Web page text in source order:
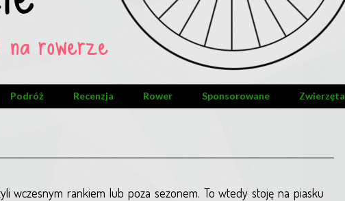
Podróż Recenzja Rower Sponsorowane Zwierzęta
wczesnym rankiem lub poza sezonem. To wtedy stoję na piasku